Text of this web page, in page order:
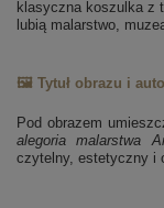
klasyczna koszulka z
lubią malarstwo,
🖼️ Tytuł obrazu i
Pod obrazem
alegoria malarstwa
czytelny, estetyczny i